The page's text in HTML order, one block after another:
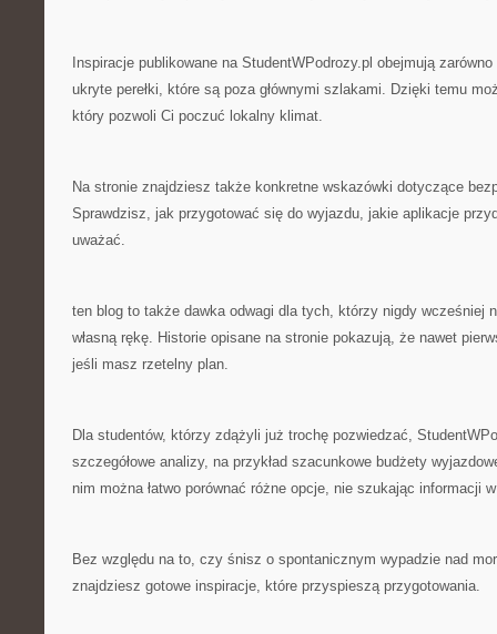
Inspiracje publikowane na StudentWPodrozy.pl obejmują
ukryte perełki, które są poza głównymi szlakami. Dzięki temu
który pozwoli Ci poczuć lokalny klimat.
Na stronie znajdziesz także konkretne wskazówki dotyczące
Sprawdzisz, jak przygotować się do wyjazdu, jakie aplikacje
uważać.
ten blog to także dawka odwagi dla tych, którzy nigdy wcześniej
własną rękę. Historie opisane na stronie pokazują, że nawet
jeśli masz rzetelny plan.
Dla studentów, którzy zdążyli już trochę pozwiedzać,
szczegółowe analizy, na przykład szacunkowe budżety
nim można łatwo porównać różne opcje, nie szukając informacji
Bez względu na to, czy śnisz o spontanicznym wypadzie nad
znajdziesz gotowe inspiracje, które przyspieszą przygotowania.